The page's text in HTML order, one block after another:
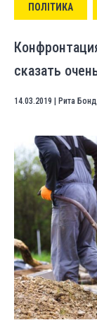
ПОЛІТИКА
сказать
14.03.2019 Рита